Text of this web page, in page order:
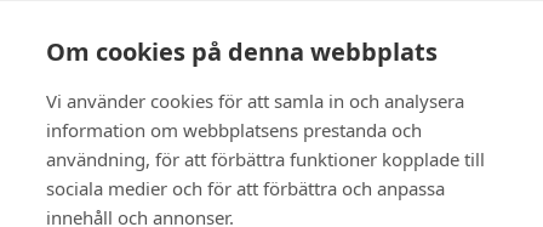
Om cookies på denna webbplats
Vi använder cookies för att samla in och analysera
information om webbplatsens prestanda och
användning, för att förbättra funktioner kopplade till
sociala medier och för att förbättra och anpassa
innehåll och annonser.
BOKA